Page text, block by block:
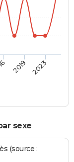
2019 2023
sexe
(source :